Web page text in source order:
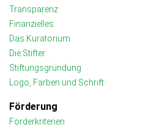
Transparenz
Finanzielles
Das Kuratorium
Die Stifter
Stiftungsgründung
Logo, Farben und Schrift
Förderung
Förderkriterien